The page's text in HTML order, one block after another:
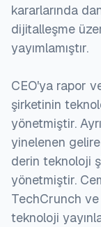
Teknolojiye
Sistem
önemli ölçüde
kuruluşun gelir
Yetenek açığı:
Yeni
yönetmek,
nitelikli
kararlarında
dijitalleşme
yayımlamıştır.
CEO'ya rapor
şirketinin
yönetmiştir.
yinelenen
derin teknoloji
yönetmiştir.
TechCrunch
teknoloji